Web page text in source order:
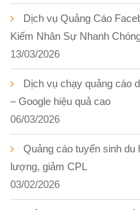
Dịch vụ Quảng Cáo
Kiếm Nhân Sự Nhanh
13/03/2026
Dịch vụ chạy quảng cáo
– Google hiệu quả cao
06/03/2026
Quảng cáo tuyển sinh du
lượng, giảm CPL
03/02/2026